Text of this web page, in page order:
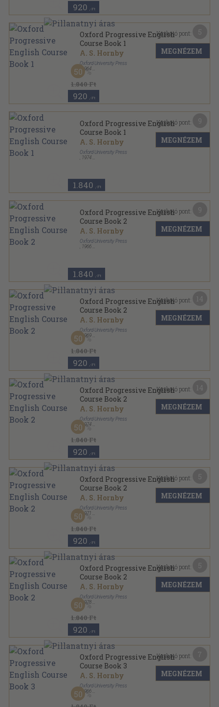
920 ,-Ft
Oxford Progressive English
Course Book 1
A. S. Hornby
Oxford University Press
, 1964
Fűzött papírkötés
Oxford Progressive English Course sorozat
1.840 Ft
50
920 ,-Ft
Kapható pont:
MEGNÉZEM
Oxford Progressive English
Course Book 1
A. S. Hornby
Oxford University Press
1974
1.840 ,-Ft
Kapható pont:
MEGNÉZEM
Oxford Progressive English
Course Book 2
A. S. Hornby
Oxford University Press
1966
1.840 ,-Ft
Kapható pont:
MEGNÉZEM
Oxford Progressive English
Course Book 2
A. S. Hornby
Oxford University Press
, 1969
Ragasztott papírkötés
Oxford Progressive English Course sorozat
1.840 Ft
50
920 ,-Ft
Kapható pont:
MEGNÉZEM
Oxford Progressive English
Course Book 2
A. S. Hornby
Oxford University Press
, 1974
Varrott papírkötés
Oxford Progressive English Course sorozat
1.840 Ft
50
920 ,-Ft
Kapható pont:
MEGNÉZEM
Oxford Progressive English
Course Book 2
A. S. Hornby
Oxford University Press
, 1971
Ragasztott papírkötés
Oxford Progressive English Course sorozat
1.840 Ft
50
920 ,-Ft
Kapható pont:
MEGNÉZEM
Oxford Progressive English
Course Book 2
A. S. Hornby
Oxford University Press
, 1978
Fűzött papírkötés
Oxford Progressive English Course sorozat
1.840 Ft
50
920 ,-Ft
Kapható pont:
MEGNÉZEM
Oxford Progressive English
Course Book 3
A. S. Hornby
Oxford University Press
, 1966
Fűzött papírkötés
Oxford Progressive English Course sorozat
50
Kapható pont:
MEGNÉZEM